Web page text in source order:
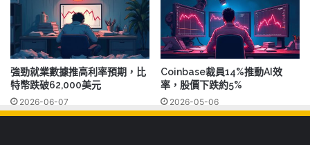
強勁就業數據推高利率預期，比
特幣跌破62,000美元
2026-06-07
Coinbase裁員14%推動AI效
率，股價下跌約5%
2026-05-06